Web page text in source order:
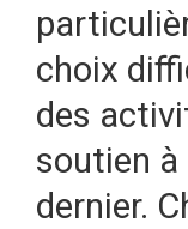
choix
des
soutien à
dernier.